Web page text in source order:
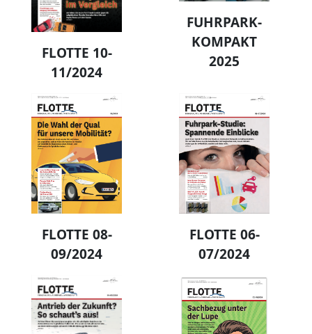
FLOTTE 10-
11/2024
FUHRPARK-
KOMPAKT
2025
FLOTTE 08-
09/2024
FLOTTE 06-
07/2024